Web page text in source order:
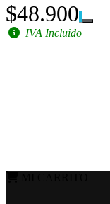
$48.900
IVA Incluido